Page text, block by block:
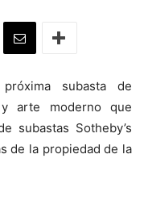
subasta de
arte moderno que
subastas Sotheby’s
de la propiedad de la